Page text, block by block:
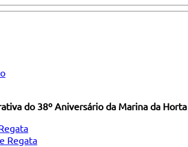
do 38º Aniversário da Marina da Horta
Regata